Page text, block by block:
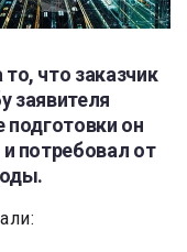
что заказчик
заявителя
подготовки он
потребовал от